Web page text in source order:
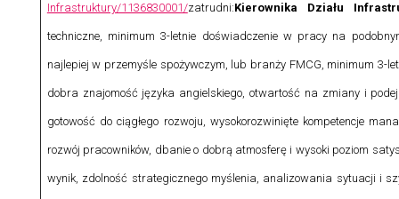
Infrastruktury/1136830001/zatrudni:Kierownika Działu
techniczne, minimum 3-letnie doświadczenie w pracy na
najlepiej w przemyśle spożywczym, lub branży FMCG, minimum 3-
dobra znajomość języka angielskiego, otwartość na zmiany i
gotowość do ciągłego rozwoju, wysokorozwinięte kompetencje
rozwój pracowników, dbanie o dobrą atmosferę i wysoki poziom
wynik, zdolność strategicznego myślenia, analizowania sytuacji i